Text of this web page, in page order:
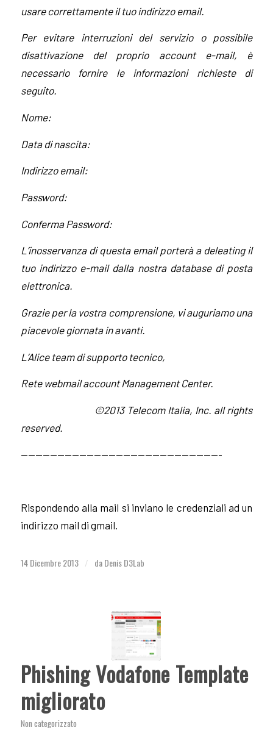
usare correttamente il tuo indirizzo email.
Per evitare interruzioni del servizio o possibile
disattivazione del proprio account e-mail, è
necessario fornire le informazioni richieste di
seguito.
Nome:
Data di nascita:
Indirizzo email:
Password:
Conferma Password:
L’inosservanza di questa email porterà a deleating il
tuo indirizzo e-mail dalla nostra database di posta
elettronica.
Grazie per la vostra comprensione, vi auguriamo una
piacevole giornata in avanti.
L’Alice team di supporto tecnico,
Rete webmail account Management Center.
©2013 Telecom Italia, Inc. all rights
reserved.
———————————————————————————-
Rispondendo alla mail si inviano le credenziali ad un
indirizzo mail di gmail.
14 Dicembre 2013 / daDenis D3Lab
Phishing Vodafone Template
migliorato
Non categorizzato